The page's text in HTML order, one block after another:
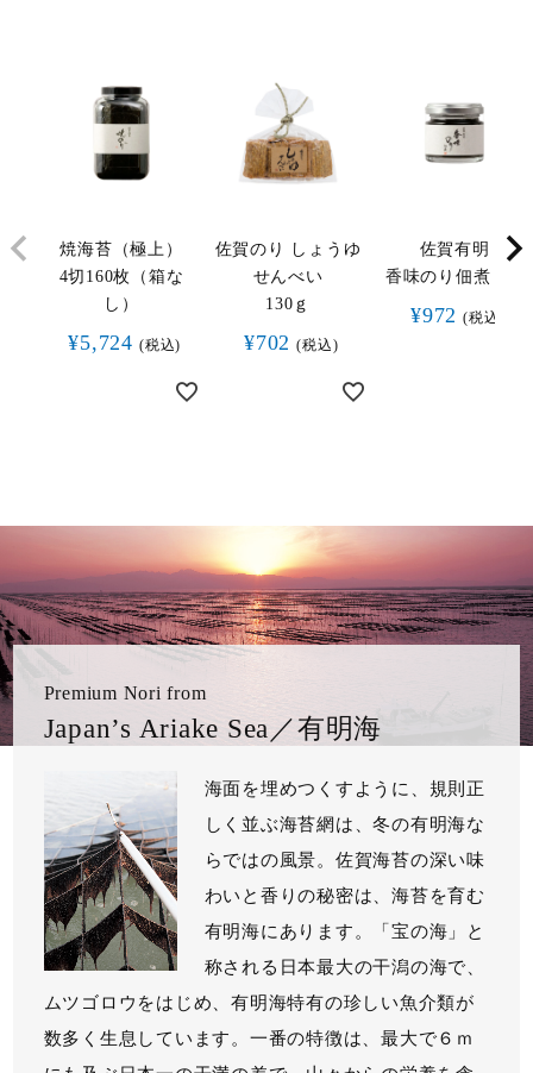
焼海苔（極上）
4切160枚（箱な
し）
¥5,724 税込
佐賀のり しょうゆ
せんべい
130ｇ
¥702 税込
佐賀有明
香味のり佃煮 65g
¥972 税込
Premium Nori from
Japan’s Ariake Sea／有明海
海面を埋めつくすように、規則正
しく並ぶ海苔網は、冬の有明海な
らではの風景。佐賀海苔の深い味
わいと香りの秘密は、海苔を育む
有明海にあります。「宝の海」と
称される日本最大の干潟の海で、
ムツゴロウをはじめ、有明海特有の珍しい魚介類が
数多く生息しています。一番の特徴は、最大で６ｍ